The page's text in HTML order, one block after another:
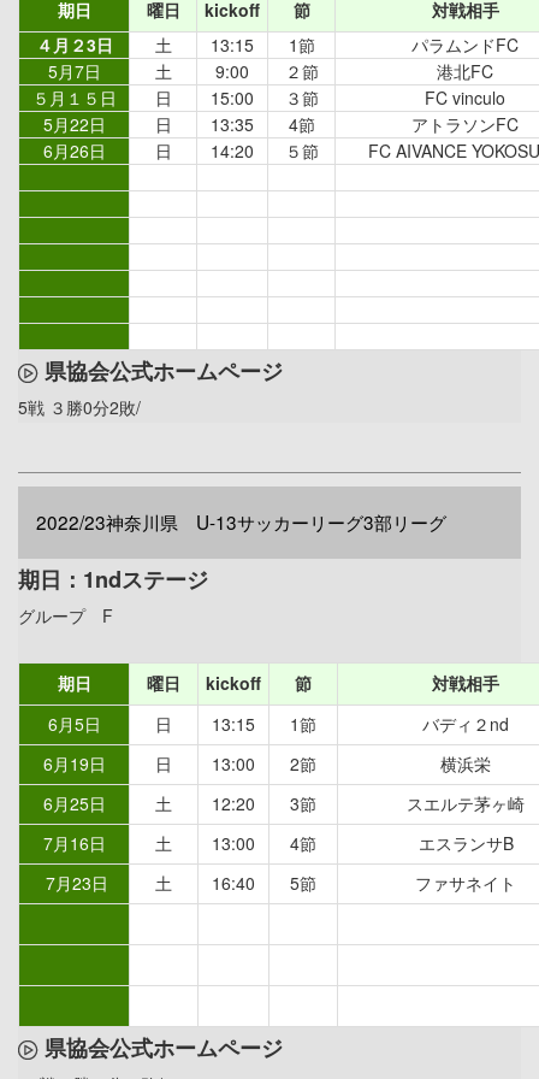
期日 曜日 kickoff 節
対戦相手
４月２3日
土 13:15 1節
パラムンドFC
5月7日
土 9:00 ２節
港北FC
５月１５日
日 15:00 ３節
FC vinculo
5月22日
日 13:35 4節
アトラソンFC
6月26日
日 14:20 ５節 FC AIVANCE
県協会公式ホームページ
5戦 ３勝0分2敗/
2022/23神奈川県 U-13サッカーリーグ3部リーグ
期日：1ndステージ
グループ F
期日 曜日 kickoff 節
対戦相手
6月5日
日 13:15 1節
バディ２nd
6月19日
日 13:00 2節
横浜栄
6月25日
土 12:20 3節
スエルテ茅ヶ崎
7月16日
土 13:00 4節
エスランサB
7月23日
土 16:40 5節 ファサネイト
県協会公式ホームページ